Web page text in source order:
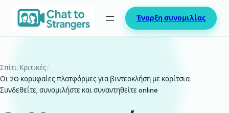
Μετάβαση
περιεχόμενο
Έναρξη συνομιλίας
Σπίτι/Κριτικές/
Οι 20 κορυφαίες πλατφόρμες για βιντεοκλήση με κορίτσια:
Συνδεθείτε, συνομιλήστε και συναντηθείτε online